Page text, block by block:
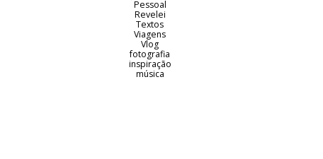
Pessoal
Revelei
Textos
Viagens
Vlog
fotografia
inspiração
música